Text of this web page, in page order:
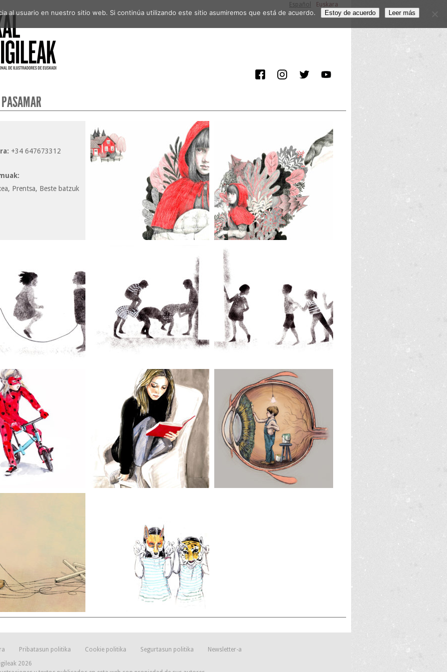
Español Euskara
+34 647673312
Prentsa, Beste batzuk
Pribatasun politika Cookie politika Segurtasun politika
Newsletter-a
2026
al usuario en nuestro sitio web. Si continúa utilizando este sitio asumiremos que está de acuerdo. Estoy de acuerdo Leer más